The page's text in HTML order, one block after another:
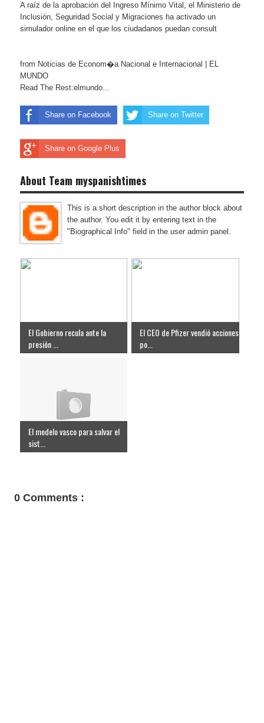
A raíz de la aprobación del Ingreso Mínimo Vital, el Ministerio de
Inclusión, Seguridad Social y Migraciones ha activado un
simulador online en el que los ciudadanos puedan consult
from Noticias de Econom�a Nacional e Internacional | EL
MUNDO
Read The Rest:elmundo...
Share on Facebook Share on Twitter
Share on Google Plus
About Team myspanishtimes
This is a short description in the author block about
the author. You edit it by entering text in the
"Biographical Info" field in the user admin panel.
El Gobierno recula ante la
presión ...
El CEO de Pfizer vendió acciones
po...
El modelo vasco para salvar el
sist...
0 Comments :